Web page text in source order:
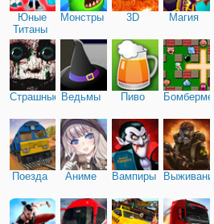
Юные
Титаны
Монстры 3D Магия
Страшные Ведьмы Пиво Бомбермен
Поезда Аниме Вампиры Выживание